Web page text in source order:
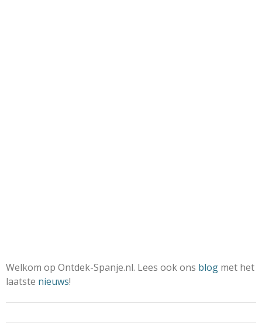
Welkom op Ontdek-Spanje.nl. Lees ook ons blog met het
laatste nieuws!